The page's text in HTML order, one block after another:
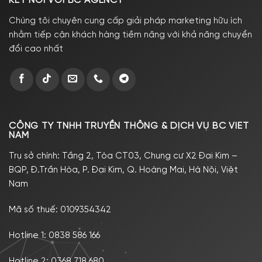
Chúng tôi chuyên cung cấp giải pháp marketing hữu ích
nhằm tiếp cận khách hàng tiềm năng với khả năng chuyển
đổi cao nhất
CÔNG TY TNHH TRUYỀN THÔNG & DỊCH VỤ BC VIET
NAM
Trụ sở chính: Tầng 2, Tòa CT03, Chung cư X2 Đại Kim –
BQP, Đ.Trần Hòa, P. Đại Kim, Q. Hoàng Mai, Hà Nội, Việt
Nam
Mã số thuế: 0109354342
Hotline 1: 0838 586 166